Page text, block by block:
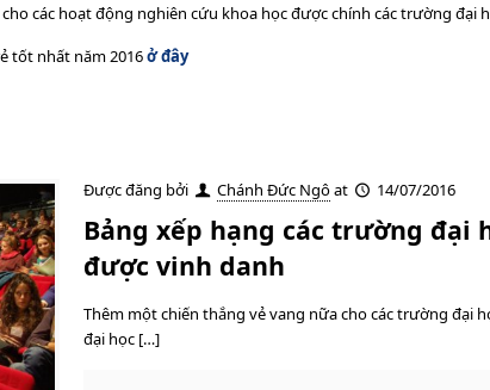
các hoạt động nghiên cứu khoa học được chính các trường
tốt nhất năm 2016ở đây
Được đăng bởi Chánh Đức Ngôat 14/07/2016
Bảng xếp hạng các trường
được vinh danh
Thêm một chiến thắng vẻ vang nữa cho các trường đại
đại học […]